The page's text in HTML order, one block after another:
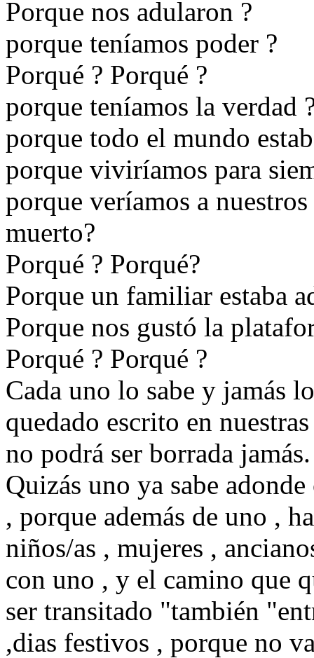
Porque nos adularon ?
porque teníamos poder ?
Porqué ? Porqué ?
porque teníamos la verdad
porque todo el mundo
porque viviríamos para
porque veríamos a
muerto?
Porqué ? Porqué?
Porque un familiar estaba
Porque nos gustó la
Porqué ? Porqué ?
Cada uno lo sabe y jamás
quedado escrito en
no podrá ser borrada jamás.
Quizás uno ya sabe
, porque además de uno ,
niños/as , mujeres ,
con uno , y el camino que
ser transitado "también
,dias festivos , porque no